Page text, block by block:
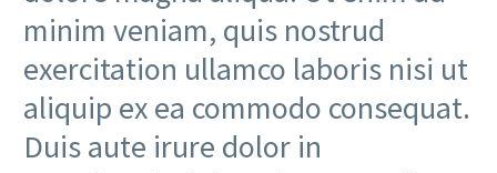
minim veniam, quis nostrud
exercitation ullamco laboris nisi ut
aliquip ex ea commodo consequat.
Duis aute irure dolor in